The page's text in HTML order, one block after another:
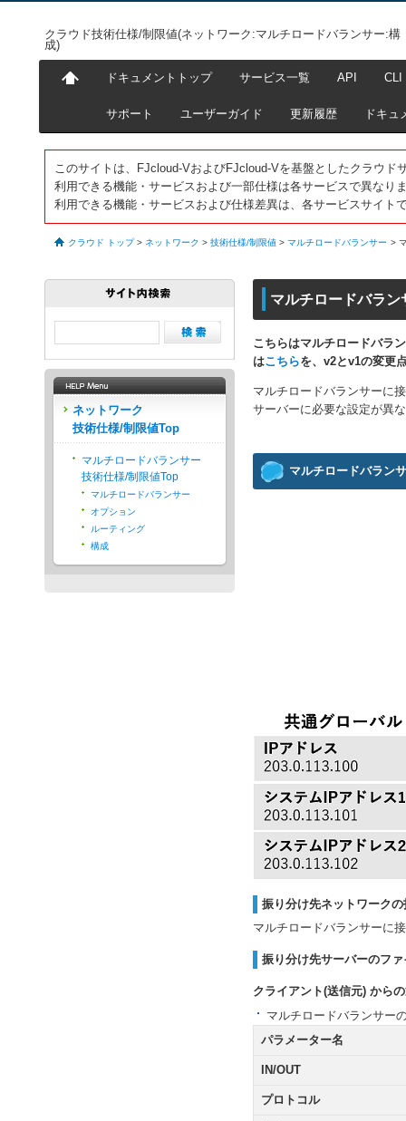
クラウド技術仕様/制限値(ネットワーク:マルチロードバランサー:構
成)
ドキュメントトップ サービス一覧 API CLI
サポート ユーザーガイド 更新履歴 ドキュ
このサイトは、FJcloud-VおよびFJcloud-Vを基盤としたクラウド
利用できる機能・サービスおよび一部仕様は各サービスで異なり
利用できる機能・サービスおよび仕様差異は、各サービスサイト
クラウド トップ > ネットワーク > 技術仕様/制限値 > マルチロードバランサー >
マルチロードバラン
こちらはマルチロードバラ
はこちらを、v2とv1の変更
マルチロードバランサーに
サーバーに必要な設定が異
マルチロードバラン
振り分け先ネットワークの
マルチロードバランサーに
振り分け先サーバーのフ
クライアント(送信元) から
マルチロードバランサー
パラメーター名
IN/OUT
プロトコル
ネットワーク
技術仕様/制限値Top
マルチロードバランサー
技術仕様/制限値Top
マルチロードバランサー
オプション
ルーティング
構成